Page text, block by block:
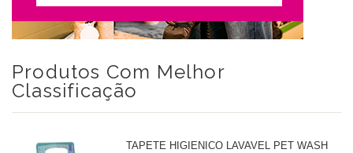
Produtos Com Melhor
Classificação
TAPETE HIGIENICO LAVAVEL PET WASH